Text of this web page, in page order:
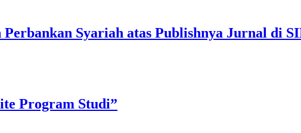
Perbankan Syariah atas Publishnya Jurnal di
Program Studi”